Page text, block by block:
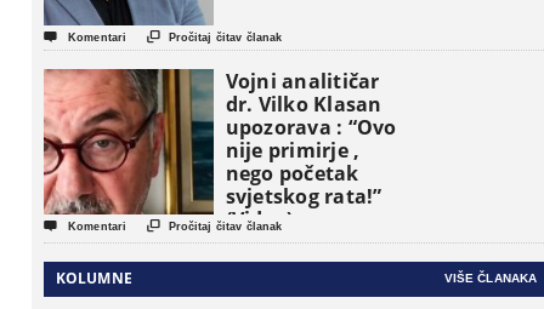
 Komentari  Pročitaj čitav članak
Vojni analitičar
dr. Vilko Klasan
upozorava : “Ovo
nije primirje ,
nego početak
svjetskog rata!”
(Video)
 Komentari  Pročitaj čitav članak
KOLUMNE VIŠE ČLANAKA